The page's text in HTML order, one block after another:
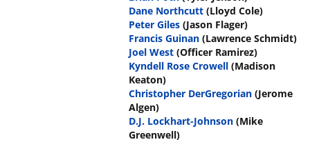
Dane Northcutt (Lloyd Cole)
Peter Giles (Jason Flager)
Francis Guinan (Lawrence Schmidt)
Joel West (Officer Ramirez)
Kyndell Rose Crowell (Madison
Keaton)
Christopher DerGregorian (Jerome
Algen)
D.J. Lockhart-Johnson (Mike
Greenwell)